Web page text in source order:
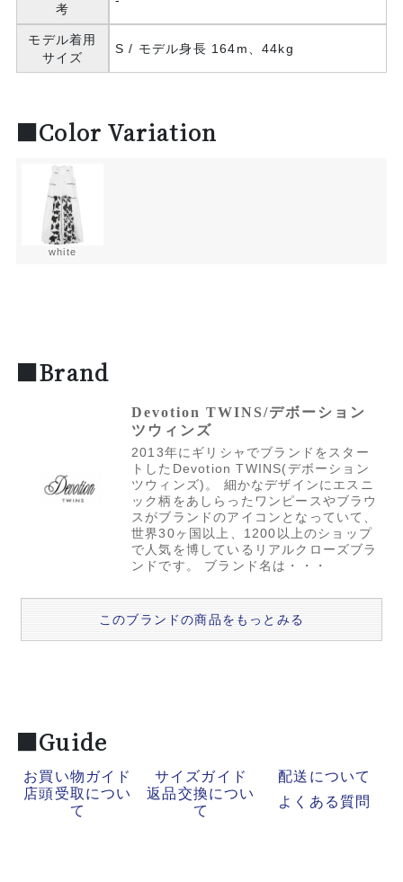
考
モデル着用
サイズ
S / モデル身長 164m、44kg
■Color Variation
white
■Brand
Devotion TWINS/デボーション
ツウィンズ
2013年にギリシャでブランドをスター
トしたDevotion TWINS(デボーション
ツウィンズ)。 細かなデザインにエスニ
ック柄をあしらったワンピースやブラウ
スがブランドのアイコンとなっていて、
世界30ヶ国以上、1200以上のショップ
で人気を博しているリアルクローズブラ
ンドです。 ブランド名は・・・
このブランドの商品をもっとみる
■Guide
お買い物ガイド サイズガイド
配送について
店頭受取につい
て
返品交換につい
て
よくある質問